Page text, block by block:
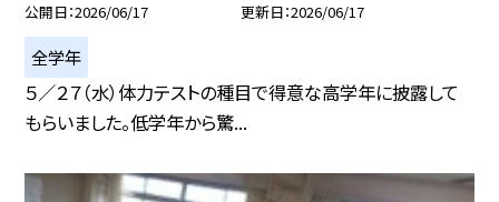
公開日 2026/06/17 更新日 2026/06/17
全学年
５／２７（水）体力テストの種目で得意な高学年に披露して
もらいました。低学年から驚...